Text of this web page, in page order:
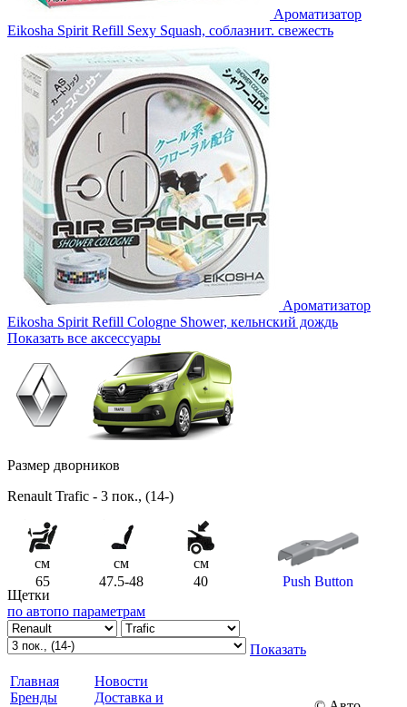
Ароматизатор
Eikosha Spirit Refill Sexy Squash, соблазнит. свежесть
Ароматизатор
Eikosha Spirit Refill Cologne Shower, кельнский дождь
Показать все аксессуары
Размер дворников
Renault Trafic - 3 пок., (14-)
см см
см
65
47.5-48 40
Push Button
Щетки
по автопо параметрам
Показать
Главная
Бренды
Новости
Доставка и